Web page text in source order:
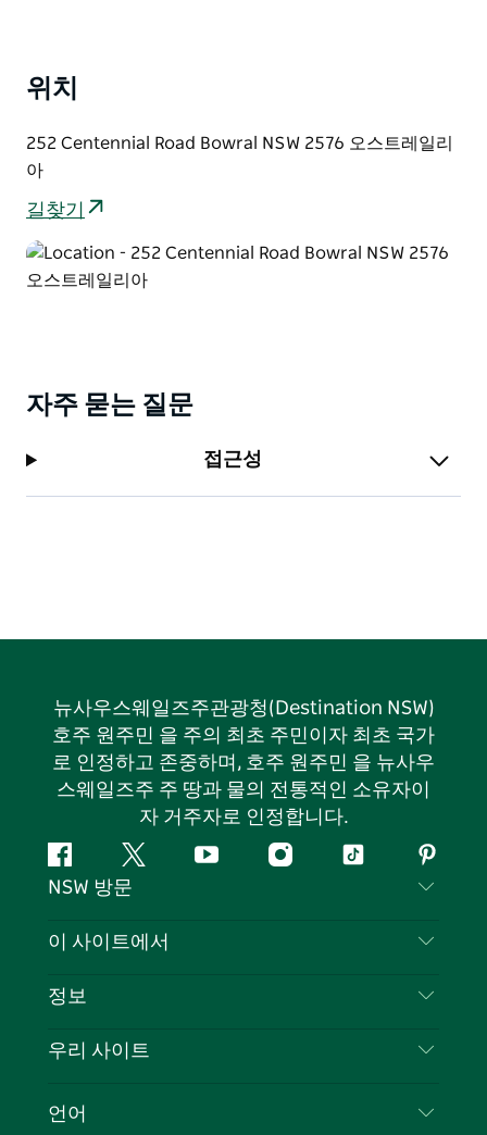
위치
252 Centennial Road Bowral NSW 2576 오스트레일리
아
길찾기
자주 묻는 질문
접근성
뉴사우스웨일즈주관광청(Destination NSW)
호주 원주민 을 주의 최초 주민이자 최초 국가
로 인정하고 존중하며, 호주 원주민 을 뉴사우
스웨일즈주 주 땅과 물의 전통적인 소유자이
자 거주자로 인정합니다.
페
이
북
지
다
유
인
틱
핀
터
스
NSW 방문
문의하기
쿠키 고지
이 사이트에서
목적지
이벤트
정보
여행 정보
뉴사우스웨일즈주 의 사업
우리 사이트
언어